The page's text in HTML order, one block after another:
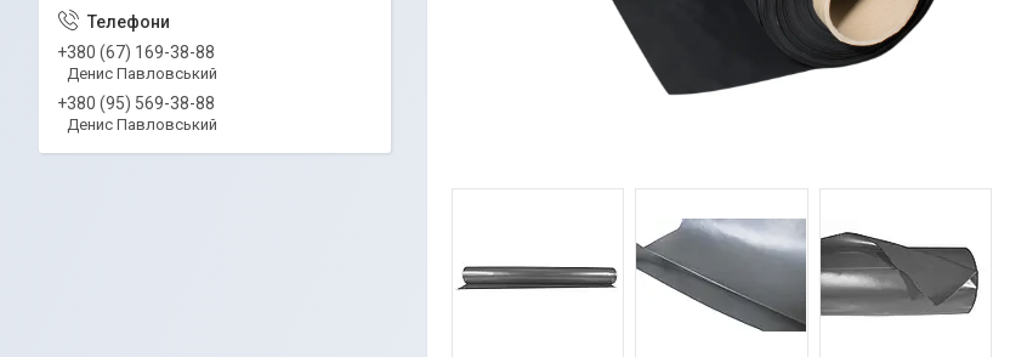
+380 (67) 169-38-88
Денис Павловський
+380 (95) 569-38-88
Денис Павловський